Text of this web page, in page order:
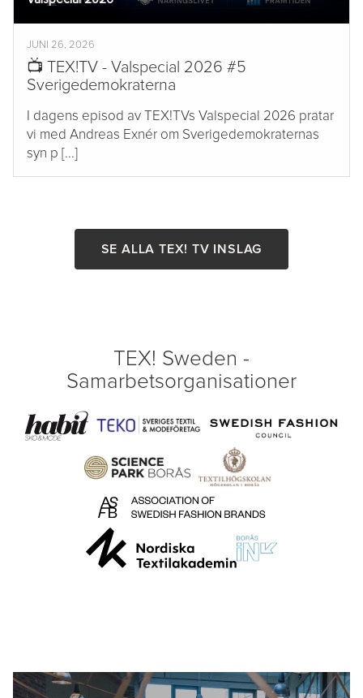
JUNI 26, 2026
📺 TEX!TV - Valspecial 2026 #5
Sverigedemokraterna
I dagens episod av TEX!TVs Valspecial 2026 pratar
vi med Andreas Exnér om Sverigedemokraternas
syn p [...]
SE ALLA TEX! TV INSLAG
TEX! Sweden -
Samarbetsorganisationer